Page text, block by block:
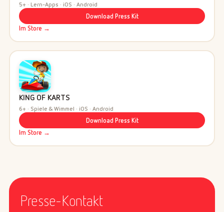
5+ · Lern-Apps · iOS · Android
Download Press Kit
Im Store →
KING OF KARTS
6+ · Spiele & Wimmel · iOS · Android
Download Press Kit
Im Store →
Presse-Kontakt